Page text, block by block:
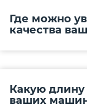
Где можно
качества
Какую
ваших